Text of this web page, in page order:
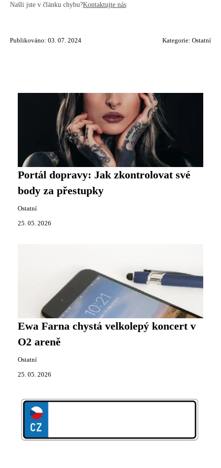
Našli jste v článku chybu?Kontaktujte nás
Publikováno: 03. 07. 2024 Kategorie: Ostatní
Portál dopravy: Jak zkontrolovat své
body za přestupky
Ostatní
25. 05. 2026
Ewa Farna chystá velkolepý koncert v
O2 areně
Ostatní
25. 05. 2026